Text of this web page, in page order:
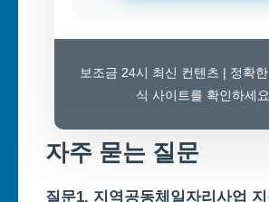
보조금 24시 최신 컨텐츠 | 정확
식 사이트를 확인하세요
자주 묻는 질문
질문1. 지역공동체일자리사업